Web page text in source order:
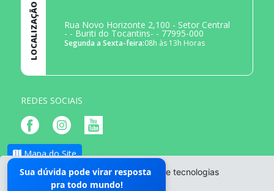
Sua dúvida pode virar resposta
pra todo mundo!
O site da Prefeitura não utiliza cookies e tecnologias
semelhantes.
LOCALIZAÇÃO Rua Novo Horizonte 2,100 - Setor Central
- - Buriti do Tocantins- - 77995-000
Segunda a Sexta-feira:08h às 13h Horas
REDES SOCIAIS
Mapa do Site